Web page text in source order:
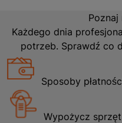
Poznaj
Każdego dnia
potrzeb. Sprawdź co
Sposoby
Wypożycz sprzęt